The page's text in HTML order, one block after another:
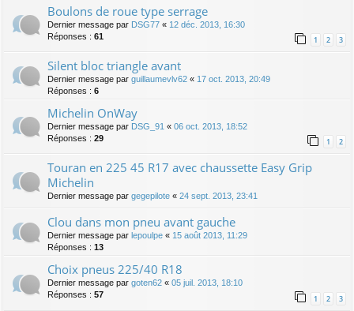
Boulons de roue type serrage
Dernier message par DSG77 « 12 déc. 2013, 16:30
Réponses : 61 1 2 3
Silent bloc triangle avant
Dernier message par guillaumevlv62 « 17 oct. 2013, 20:49
Réponses : 6
Michelin OnWay
Dernier message par DSG_91 « 06 oct. 2013, 18:52
Réponses : 29 1 2
Touran en 225 45 R17 avec chaussette Easy Grip
Michelin
Dernier message par gegepilote « 24 sept. 2013, 23:41
Clou dans mon pneu avant gauche
Dernier message par lepoulpe « 15 août 2013, 11:29
Réponses : 13
Choix pneus 225/40 R18
Dernier message par goten62 « 05 juil. 2013, 18:10
Réponses : 57 1 2 3